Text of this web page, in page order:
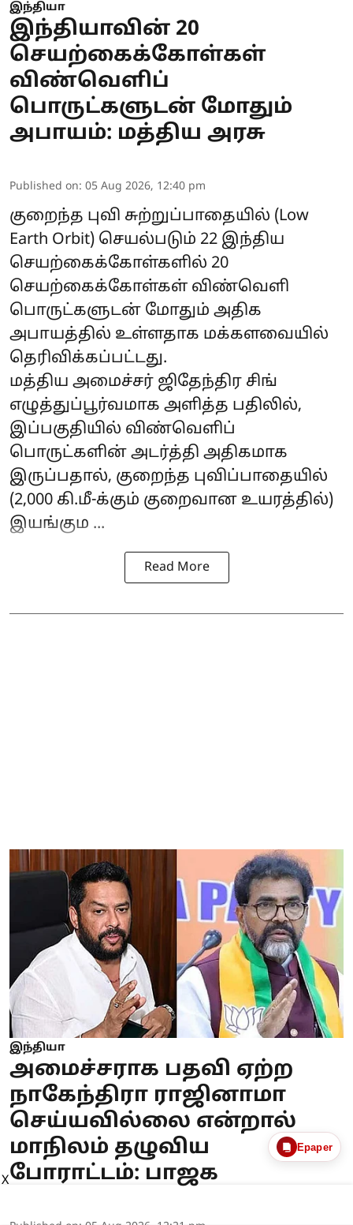
இந்தியா
இந்தியாவின் 20
செயற்கைக்கோள்கள்
விண்வெளிப்
பொருட்களுடன் மோதும்
அபாயம்: மத்திய அரசு
Published on: 05 Aug 2026, 12:40 pm
குறைந்த புவி சுற்றுப்பாதையில் (Low
Earth Orbit) செயல்படும் 22 இந்திய
செயற்கைக்கோள்களில் 20
செயற்கைக்கோள்கள் விண்வெளி
பொருட்களுடன் மோதும் அதிக
அபாயத்தில் உள்ளதாக மக்களவையில்
தெரிவிக்கப்பட்டது.
மத்திய அமைச்சர் ஜிதேந்திர சிங்
எழுத்துப்பூர்வமாக அளித்த பதிலில்,
இப்பகுதியில் விண்வெளிப்
பொருட்களின் அடர்த்தி அதிகமாக
இருப்பதால், குறைந்த புவிப்பாதையில்
(2,000 கி.மீ-க்கும் குறைவான உயரத்தில்)
இயங்கும ...
Read More
இந்தியா
அமைச்சராக பதவி ஏற்ற
நாகேந்திரா ராஜினாமா
செய்யவில்லை என்றால்
மாநிலம் தழுவிய
போராட்டம்: பாஜக
Epaper
X